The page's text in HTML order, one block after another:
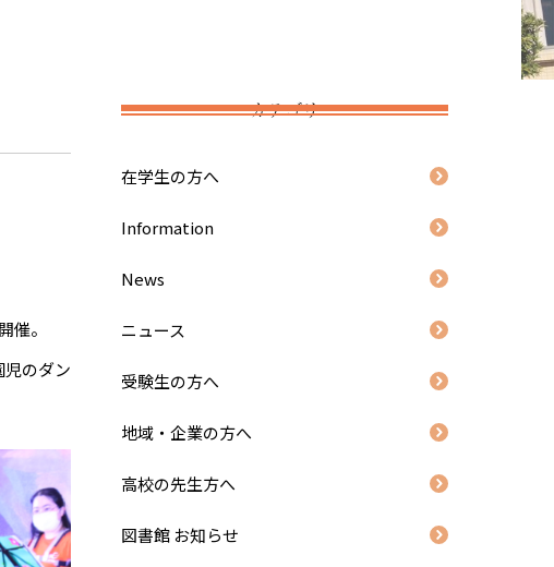
催。
のダン
カテゴリ
在学生の方へ
Information
News
ニュース
受験生の方へ
地域・企業の方へ
高校の先生方へ
図書館 お知らせ